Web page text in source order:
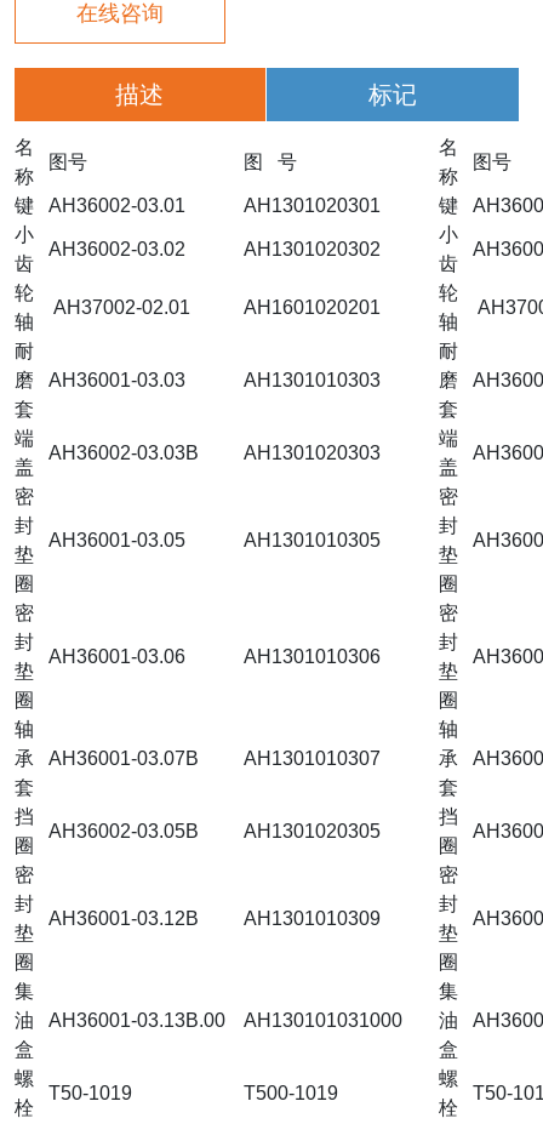
在线咨询
描述 标记
名
称
图号 图 号
名
称
图号
键 AH36002-03.01 AH1301020301 键
小
齿
轮
轴
AH36002-03.02 AH1301020302
小
齿
轮
轴
AH37002-02.01 AH1601020201
耐
磨
套
AH36001-03.03 AH1301010303
耐
磨
套
端
盖
AH36002-03.03B AH1301020303
端
盖
密
封
垫
圈
AH36001-03.05 AH1301010305
密
封
垫
圈
密
封
垫
圈
AH36001-03.06 AH1301010306
密
封
垫
圈
轴
承
套
AH36001-03.07B AH1301010307
轴
承
套
挡
圈
AH36002-03.05B AH1301020305
挡
圈
密
封
垫
圈
AH36001-03.12B AH1301010309
密
封
垫
圈
集
油
盒
AH36001-03.13B.00 AH130101031000
集
油
盒
螺
栓
T50-1019 T500-1019
螺
栓
T50-